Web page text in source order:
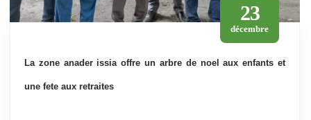
23
décembre
la zone anader issia offre un arbre de noel aux enfants et
une fete aux retraites